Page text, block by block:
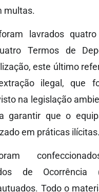
multas.
lavrados
Termos de
este último
ilegal, que
na legislação
garantir que o
em práticas ilícitas.
de Ocorrência
Todo o